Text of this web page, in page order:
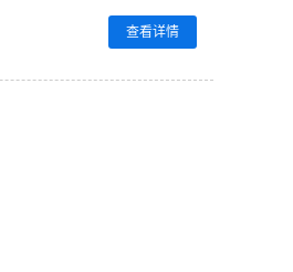
查看详情